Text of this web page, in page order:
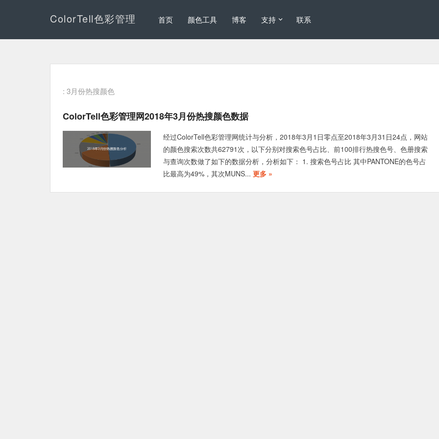
ColorTell色彩管理 首页 颜色工具 博客 支持 联系
: 3月份热搜颜色
ColorTell色彩管理网2018年3月份热搜颜色数据
经过ColorTell色彩管理网统计与分析，2018年3月1日零点至2018年3月31日24点，网站
的颜色搜索次数共62791次，以下分别对搜索色号占比、前100排行热搜色号、色册搜索
与查询次数做了如下的数据分析，分析如下： 1. 搜索色号占比 其中PANTONE的色号占
比最高为49%，其次MUNS... 更多 »